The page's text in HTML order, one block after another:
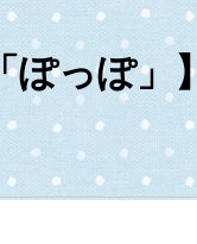
ぽっぽ」】